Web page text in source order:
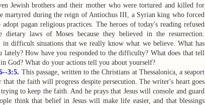
Jewish brothers and their mother who were tortured and killed for
martyred during the reign of Antiochus III, a Syrian king who forced
pagan religious practices. The heroes of today's reading refused
laws of Moses because they believed in the resurrection.
in difficult situations that we really know what we believe. What has
How have you responded to the difficulty? What does that tell
God? What do your actions tell you about yourself?
3:5. This passage, written to the Christians at Thessalonica, a seaport
that the faith will progress despite persecution. The writer's heart goes
to keep the faith. And he prays that Jesus will console and guard
think that belief in Jesus will make life easier, and that blessings